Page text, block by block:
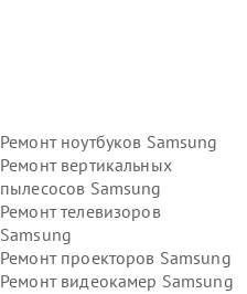
Ремонт ноутбуков Samsung
Ремонт вертикальных
пылесосов Samsung
Ремонт телевизоров
Samsung
Ремонт проекторов Samsung
Ремонт видеокамер Samsung